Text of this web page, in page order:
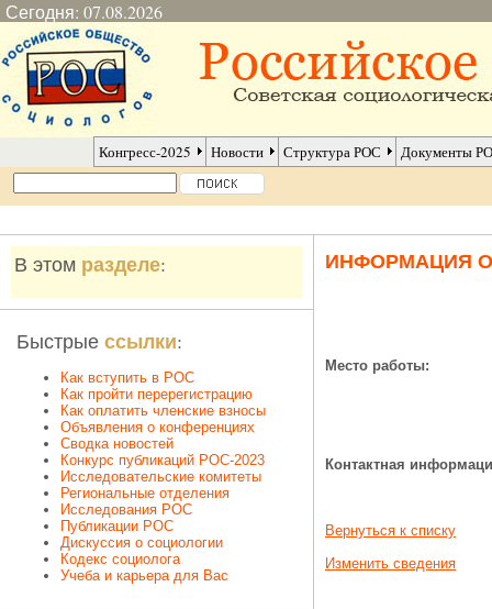
Сегодня: 07.08.2026
Конгресс-2025 Новости Структура РОС Документы
В этом разделе:
Быстрые ссылки:
Как вступить в РОС
Как пройти перерегистрацию
Как оплатить членские взносы
Объявления о конференциях
Сводка новостей
Конкурс публикаций РОС-2023
Исследовательские комитеты
Региональные отделения
Исследования РОС
Публикации РОС
Дискуссия о социологии
Кодекс социолога
Учеба и карьера для Вас
ИНФОРМАЦИЯ
Место работы:
Контактная
Вернуться к списку
Изменить сведения